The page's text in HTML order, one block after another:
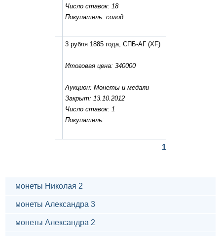
Число ставок: 18
Покупатель: солод
3 рубля 1885 года, СПБ-АГ (XF)
Итоговая цена: 340000
Аукцион: Монеты и медали
Закрыт: 13.10.2012
Число ставок: 1
Покупатель:
1
монеты Николая 2
монеты Александра 3
монеты Александра 2